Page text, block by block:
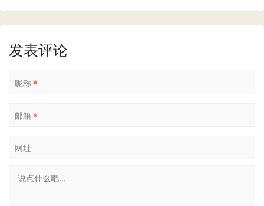
发表评论
昵称*
邮箱 *
网址